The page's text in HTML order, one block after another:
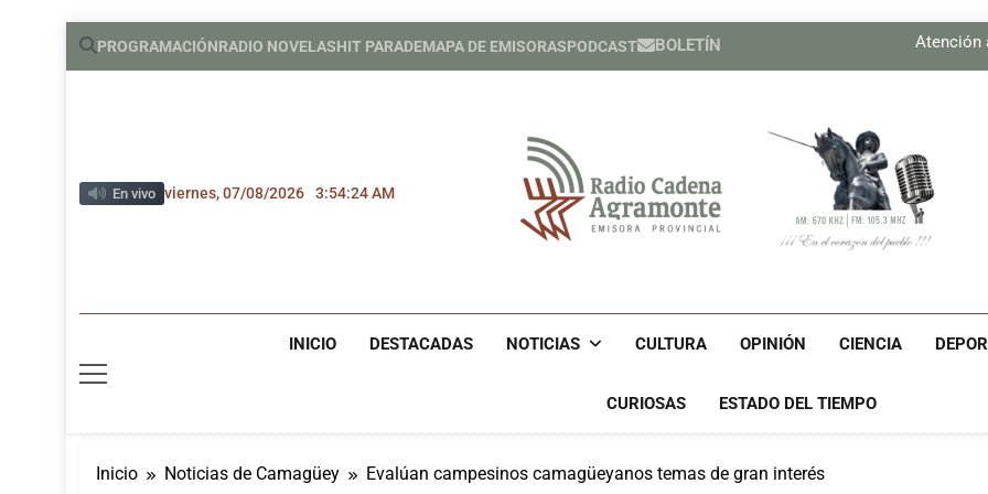
Saltar
PROGRAMACIÓNRADIO NOVELASHIT PARADEMAPA DE EMISORASPODCAST BOLETÍN
Atención
En vivo viernes, 07/08/2026 3:54:25 AM
Radio Cadena
INICIO DESTACADAS NOTICIAS CULTURA OPINIÓN CIENCIA
CURIOSAS ESTADO DEL TIEMPO
Inicio Noticias de Camagüey Evalúan campesinos camagüeyanos temas de gran interés